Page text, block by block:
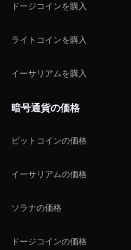
ドージコインを購入
ライトコインを購入
イーサリアムを購入
暗号通貨の価格
ビットコインの価格
イーサリアムの価格
ソラナの価格
ドージコインの価格